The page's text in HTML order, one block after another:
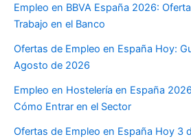
Empleo en BBVA España 2026:
Trabajo en el Banco
Ofertas de Empleo en España Hoy:
Agosto de 2026
Empleo en Hostelería en España
Cómo Entrar en el Sector
Ofertas de Empleo en España Hoy 3